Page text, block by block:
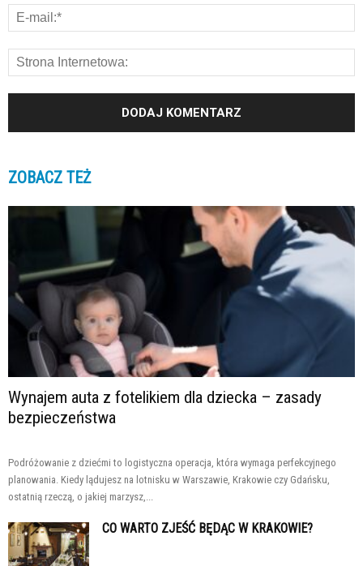
ZOBACZ TEŻ
Wynajem auta z fotelikiem dla dziecka – zasady
bezpieczeństwa
Podróżowanie z dziećmi to logistyczna operacja, która wymaga perfekcyjnego
planowania. Kiedy lądujesz na lotnisku w Warszawie, Krakowie czy Gdańsku,
ostatnią rzeczą, o jakiej marzysz,...
CO WARTO ZJEŚĆ BĘDĄC W KRAKOWIE?